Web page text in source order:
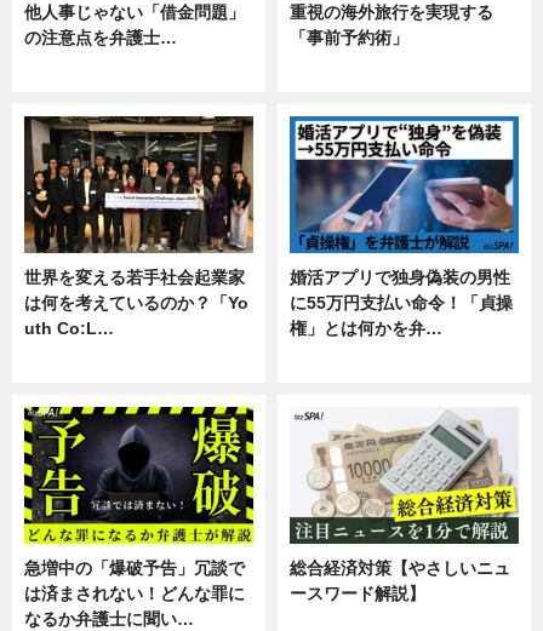
他人事じゃない「借金問題」
の注意点を弁護士…
重視の海外旅行を実現する
「事前予約術」
世界を変える若手社会起業家
は何を考えているのか？「Yo
uth Co:L…
婚活アプリで独身偽装の男性
に55万円支払い命令！「貞操
権」とは何かを弁…
急増中の「爆破予告」冗談で
は済まされない！どんな罪に
なるか弁護士に聞い…
総合経済対策【やさしいニュ
ースワード解説】